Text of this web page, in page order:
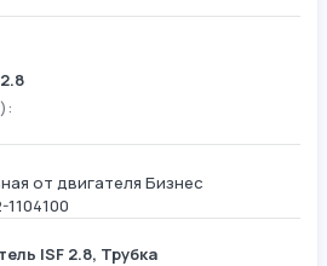
от двигателя Бизнес
1104100
ISF 2.8, Трубка